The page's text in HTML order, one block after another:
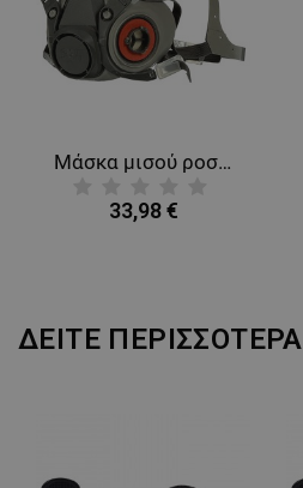
Μάσκα μισού ροσώπου 3M 6300
33,98 €
ΔΕΊΤΕ ΠΕΡΙΣΣΌΤΕΡΑ